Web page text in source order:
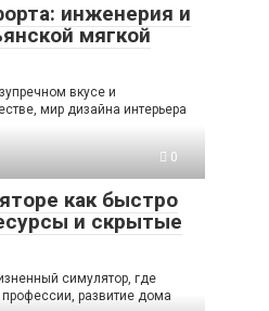
инженерия и
мягкой
вкусе и
мир дизайна интерьера
0
как быстро
и скрытые
симулятор, где
развитие дома